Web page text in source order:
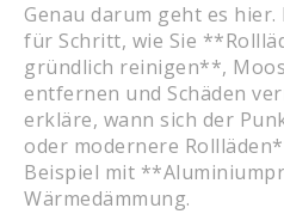
Genau darum geht es
für Schritt, wie Sie
gründlich reinigen**,
entfernen und Schäden
erkläre, wann sich der
oder modernere
Beispiel mit
Wärmedämmung.